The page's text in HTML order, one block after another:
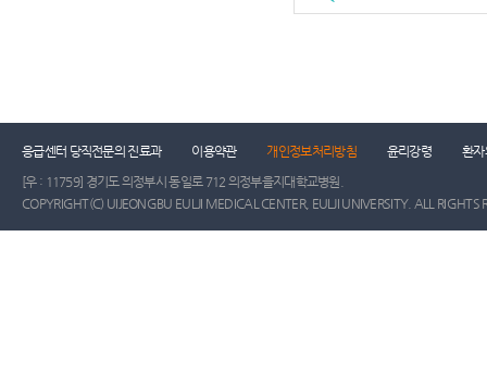
응급센터 당직전문의 진료과 이용약관 개인정보처리방침 윤리강령
환자
[우 : 11759] 경기도 의정부시 동일로 712 의정부을지대학교병원.
COPYRIGHT(C) UIJEONGBU EULJI MEDICAL CENTER, EULJI UNIVERSITY. ALL RIGHTS